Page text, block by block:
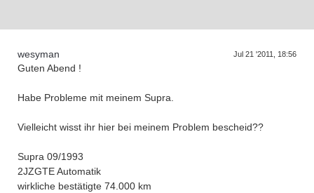
D
a
s
T
r
e
f
f
e
n
d
e
r
G
e
n
e
r
a
t
i
o
n
e
n
wesyman Jul 21 '2011, 18:56
Guten Abend !
Habe Probleme mit meinem Supra.
Vielleicht wisst ihr hier bei meinem Problem bescheid??
Supra 09/1993
2JZGTE Automatik
wirkliche bestätigte 74.000 km